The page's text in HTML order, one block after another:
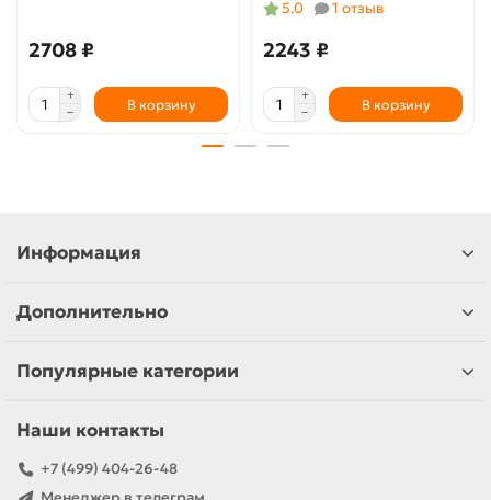
2708 ₽
В корзину
5.0 1 отзыв
2243 ₽
В корзину
Информация
Дополнительно
Популярные категории
Наши контакты
+7 (499) 404-26-48